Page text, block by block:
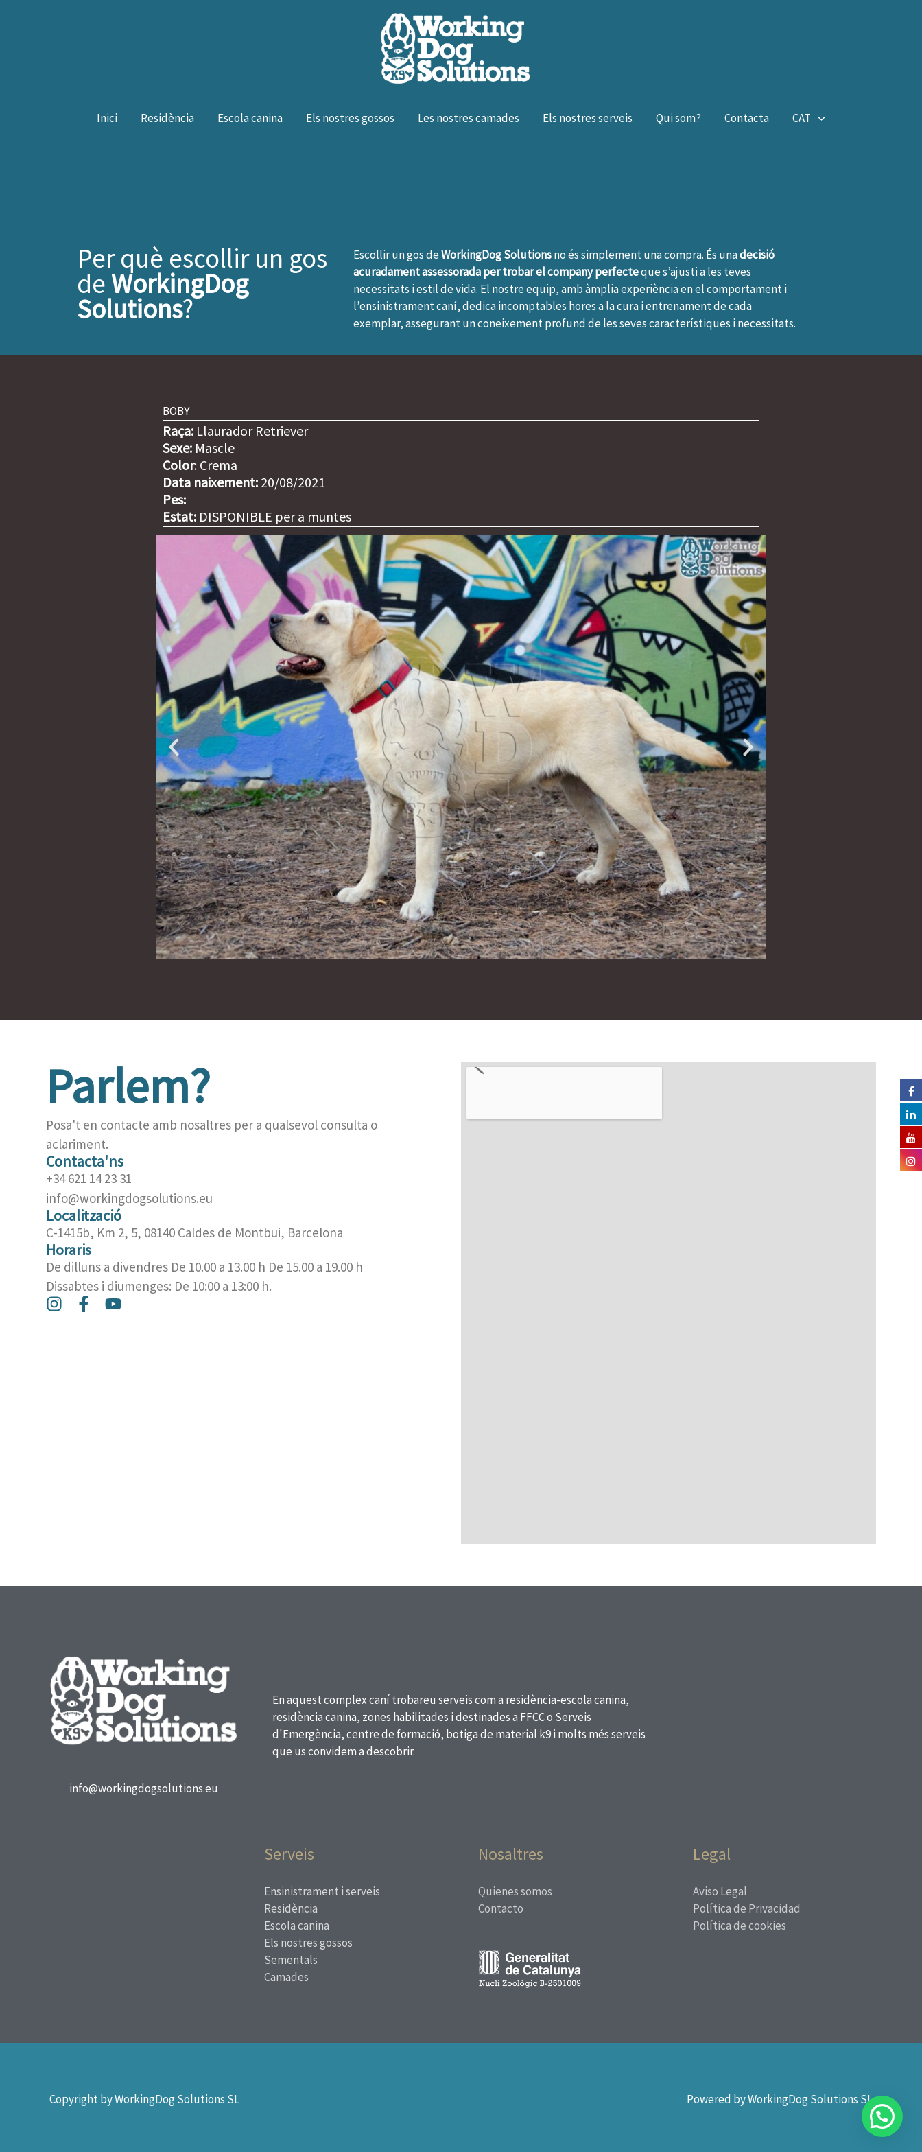
Inici Residència Escola canina Els nostres gossos Les nostres camades Els nostres serveis Qui som? Contacta CAT
Per què escollir un gos
deWorkingDog
Solutions?
Escollir un gos deWorkingDog Solutionsno és simplement una compra. És unadecisió
acuradament assessorada per trobar el company perfecteque s’ajusti a les teves
necessitats i estil de vida. El nostre equip, amb àmplia experiència en el comportament i
l’ensinistrament caní, dedica incomptables hores a la cura i entrenament de cada
exemplar, assegurant un coneixement profund de les seves característiques i necessitats.
BOBY
Raça: Llaurador Retriever
Sexe: Mascle
Color: Crema
Data naixement: 20/08/2021
Pes:
Estat: DISPONIBLE per a muntes
Parlem?
Posa't en contacte amb nosaltres per a qualsevol consulta o
aclariment.
Contacta'ns
+34 621 14 23 31
info@workingdogsolutions.eu
Localització
C-1415b, Km 2, 5, 08140 Caldes de Montbui, Barcelona​
Horaris
De dilluns a divendres De 10.00 a 13.00 h De 15.00 a 19.00 h
Dissabtes i diumenges: De 10:00 a 13:00 h.
I F Y
info@workingdogsolutions.eu
En aquest complex caní trobareu serveis com a residència-escola canina,
residència canina, zones habilitades i destinades a FFCC o Serveis
d'Emergència, centre de formació, botiga de material k9 i molts més serveis
que us convidem a descobrir.
Serveis
Ensinistrament i serveis
Residència
Escola canina
Els nostres gossos
Sementals
Camades
Nosaltres
Quienes somos
Contacto
Legal
Aviso Legal
Política de Privacidad
Política de cookies
Copyright by WorkingDog Solutions SL Powered by WorkingDog Solutions SL